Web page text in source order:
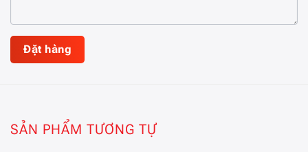
SẢN PHẨM TƯƠNG TỰ